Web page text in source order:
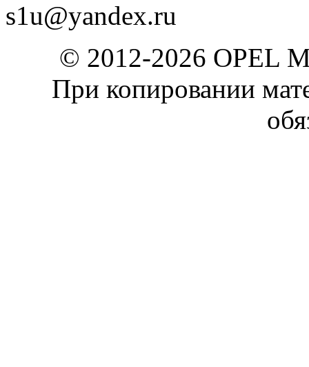
s1u@yandex.ru
© 2012-2026 OPEL
При копировании